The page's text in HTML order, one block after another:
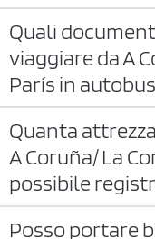
Quali
viaggiare da A
París in
Quanta
A Coruña/ La
possibile
Posso portare